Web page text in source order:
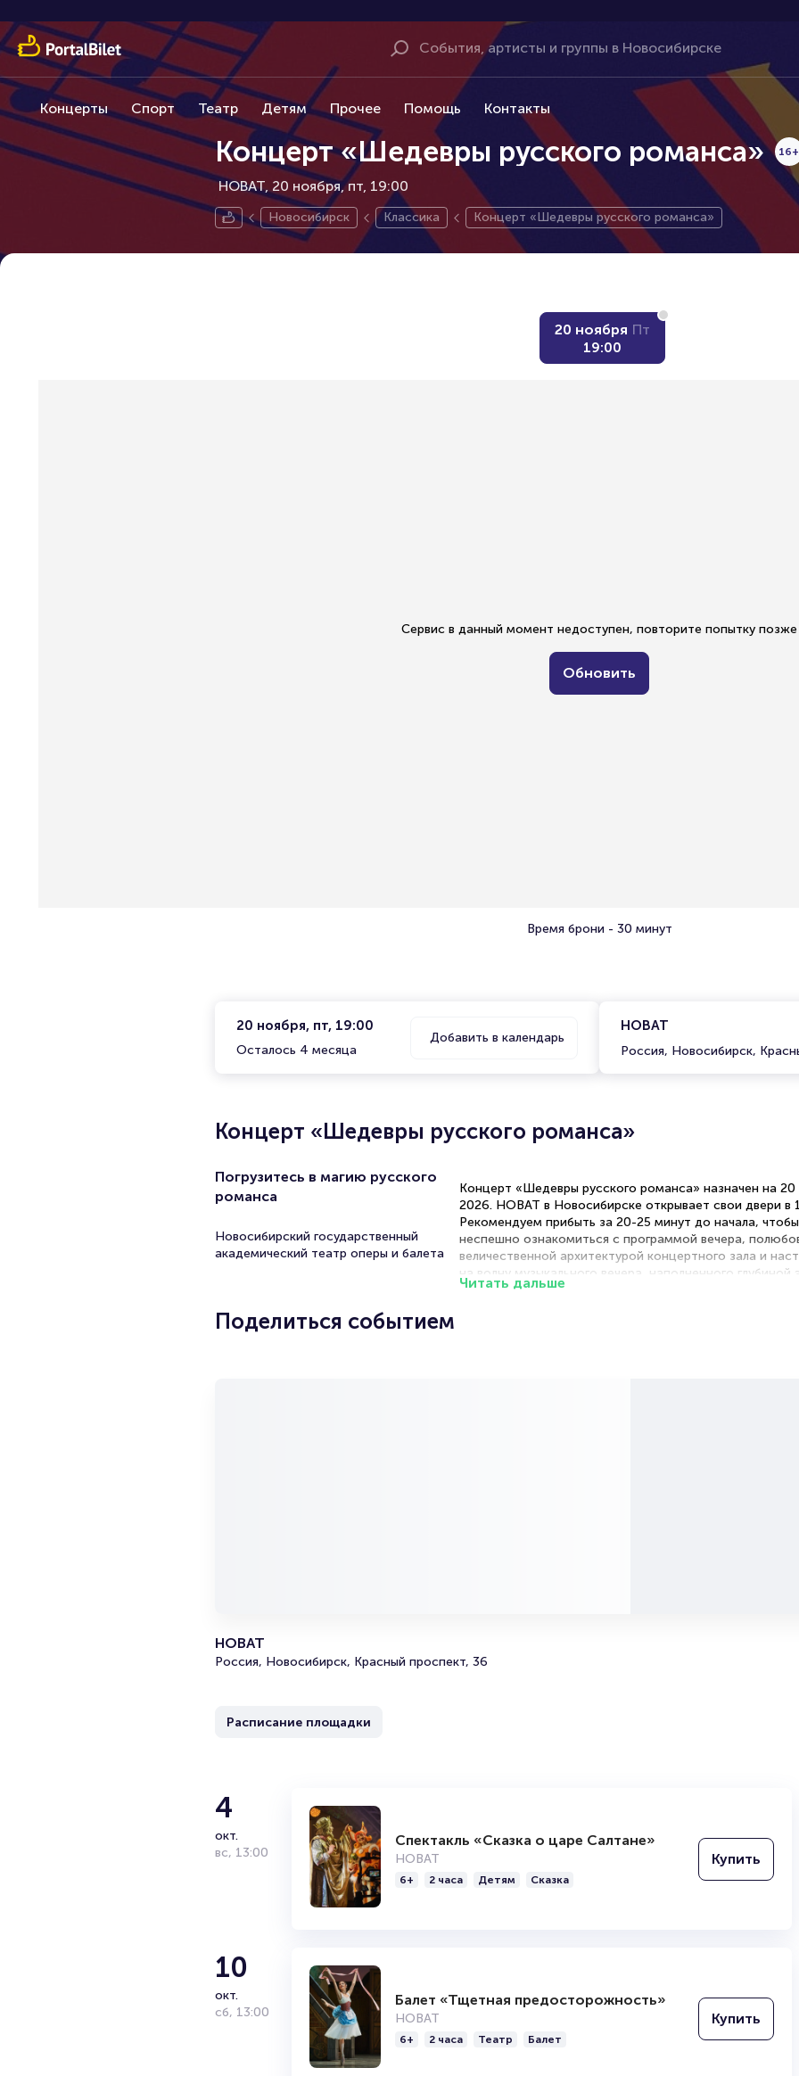
Концерты Спорт Театр Детям Прочее Помощь Контакты
Концерт «Шедевры русского романса»
НОВАТ, 20 ноября
16+
пт, 19:00
Новосибирск Классика Концерт «Шедевры русского романса»
20 ноября Пт
19:00
Сервис в данный момент недоступен, повторите попытку позже
Обновить
Время брони - 30 минут
20 ноября, пт, 19:00
Осталось 4 месяца
Добавить в календарь
НОВАТ
Россия, Новосибирск,
Концерт «Шедевры русского романса»
Погрузитесь в магию русского
романса
Новосибирский государственный
академический театр оперы и балета
Концерт «Шедевры русского романса» назначен на 20
2026. НОВАТ в Новосибирске открывает свои двери в
Рекомендуем прибыть за 20-25 минут до начала, чтобы
неспешно ознакомиться с программой вечера,
величественной архитектурой концертного зала и
на волну музыкального вечера, наполненного глубиной
возвышенной красотой.
Исчерпывающую информацию о стоимости различных
Полезные ссылки
Читать дальше
Поделиться событием
НОВАТ
Россия, Новосибирск, Красный проспект, 36
Расписание площадки
4
окт.
вс, 13:00
Спектакль «Сказка о царе Салтане»
НОВАТ
6+ 2 часа Детям Сказка
Купить
10
окт.
сб, 13:00
Балет «Тщетная предосторожность»
НОВАТ
6+ 2 часа Театр Балет
Купить